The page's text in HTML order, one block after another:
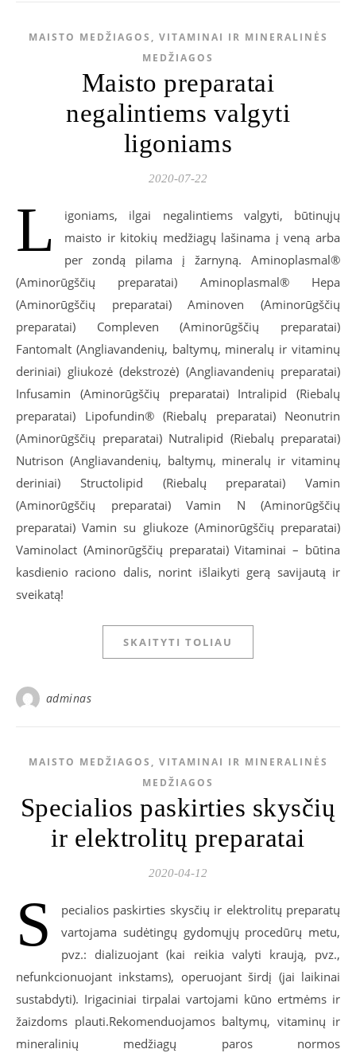
MAISTO MEDŽIAGOS, VITAMINAI IR MINERALINĖS
MEDŽIAGOS
Maisto preparatai
negalintiems valgyti
ligoniams
2020-07-22
L
igoniams, ilgai negalintiems valgyti, būtinųjų
maisto ir kitokių medžiagų lašinama į veną arba
per zondą pilama į žarnyną. Aminoplasmal®
(Aminorūgščių preparatai) Aminoplasmal® Hepa
(Aminorūgščių preparatai) Aminoven (Aminorūgščių
preparatai) Compleven (Aminorūgščių preparatai)
Fantomalt (Angliavandenių, baltymų, mineralų ir vitaminų
deriniai) gliukozė (dekstrozė) (Angliavandenių preparatai)
Infusamin (Aminorūgščių preparatai) Intralipid (Riebalų
preparatai) Lipofundin® (Riebalų preparatai) Neonutrin
(Aminorūgščių preparatai) Nutralipid (Riebalų preparatai)
Nutrison (Angliavandenių, baltymų, mineralų ir vitaminų
deriniai) Structolipid (Riebalų preparatai) Vamin
(Aminorūgščių preparatai) Vamin N (Aminorūgščių
preparatai) Vamin su gliukoze (Aminorūgščių preparatai)
Vaminolact (Aminorūgščių preparatai) Vitaminai – būtina
kasdienio raciono dalis, norint išlaikyti gerą savijautą ir
sveikatą!
SKAITYTI TOLIAU
adminas
MAISTO MEDŽIAGOS, VITAMINAI IR MINERALINĖS
MEDŽIAGOS
Specialios paskirties skysčių
ir elektrolitų preparatai
2020-04-12
S
pecialios paskirties skysčių ir elektrolitų preparatų
vartojama sudėtingų gydomųjų procedūrų metu,
pvz.: dializuojant (kai reikia valyti kraują, pvz.,
nefunkcionuojant inkstams), operuojant širdį (jai laikinai
sustabdyti). Irigaciniai tirpalai vartojami kūno ertmėms ir
žaizdoms plauti.Rekomenduojamos baltymų, vitaminų ir
mineralinių medžiagų paros normos